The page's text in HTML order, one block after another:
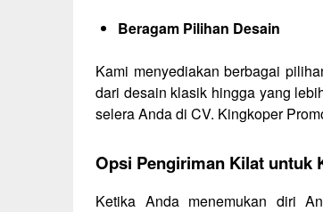
Beragam Pilihan Desain
Kami menyediakan berbagai
dari desain klasik hingga yang
selera Anda di CV. Kingkoper
Opsi Pengiriman Kilat untuk
Ketika Anda menemukan diri